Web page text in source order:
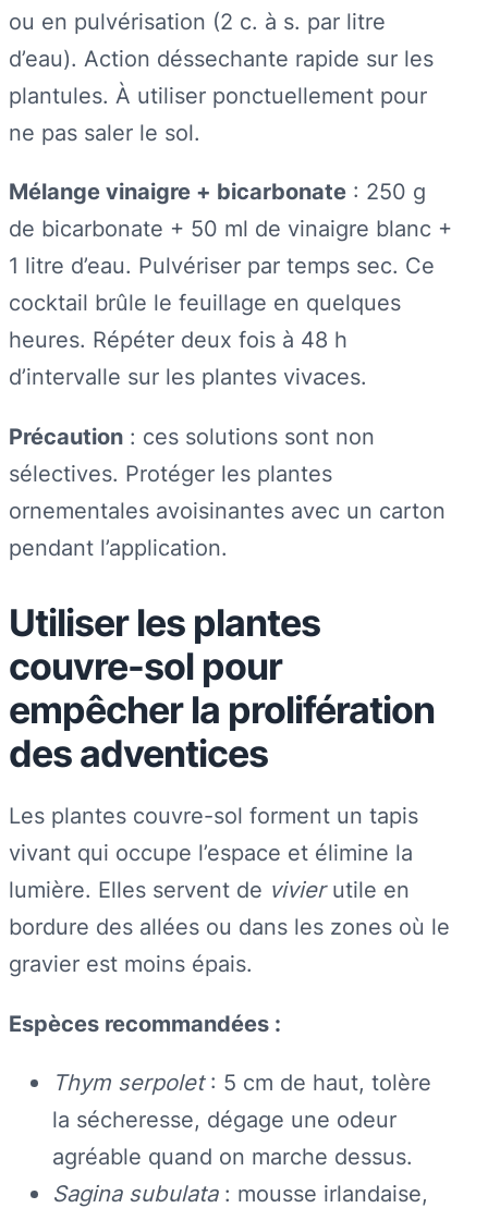
ou en pulvérisation (2 c. à s. par litre
d’eau). Action déssechante rapide sur les
plantules. À utiliser ponctuellement pour
ne pas saler le sol.
Mélange vinaigre + bicarbonate : 250 g
de bicarbonate + 50 ml de vinaigre blanc +
1 litre d’eau. Pulvériser par temps sec. Ce
cocktail brûle le feuillage en quelques
heures. Répéter deux fois à 48 h
d’intervalle sur les plantes vivaces.
Précaution : ces solutions sont non
sélectives. Protéger les plantes
ornementales avoisinantes avec un carton
pendant l’application.
Utiliser les plantes
couvre-sol pour
empêcher la prolifération
des adventices
Les plantes couvre-sol forment un tapis
vivant qui occupe l’espace et élimine la
lumière. Elles servent de vivierutile en
bordure des allées ou dans les zones où le
gravier est moins épais.
Espèces recommandées :
Thym serpolet: 5 cm de haut, tolère
la sécheresse, dégage une odeur
agréable quand on marche dessus.
Sagina subulata: mousse irlandaise,